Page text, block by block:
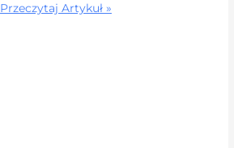
Przeczytaj Artykuł »